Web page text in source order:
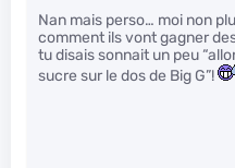
Nan mais perso… moi non
comment ils vont gagner
tu disais sonnait un peu
sucre sur le dos de Big G”!